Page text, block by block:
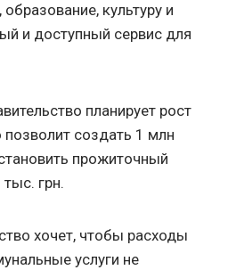
культуру и
и доступный сервис для
планирует рост
позволит создать 1 млн
прожиточный
грн.
хочет, чтобы расходы
услуги не